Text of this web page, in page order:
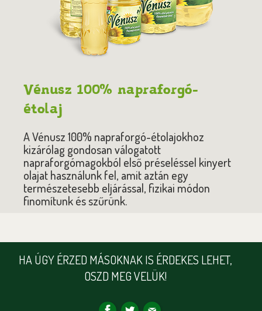
Vénusz 100% napraforgó-
étolaj
A Vénusz 100% napraforgó-étolajokhoz
kizárólag gondosan válogatott
napraforgómagokból első préseléssel kinyert
olajat használunk fel, amit aztán egy
természetesebb eljárással, fizikai módon
finomítunk és szűrünk.
HA ÚGY ÉRZED MÁSOKNAK IS ÉRDEKES LEHET,
OSZD MEG VELÜK!